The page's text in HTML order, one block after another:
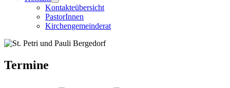
Kontakteübersicht
PastorInnen
Kirchengemeinderat
Termine